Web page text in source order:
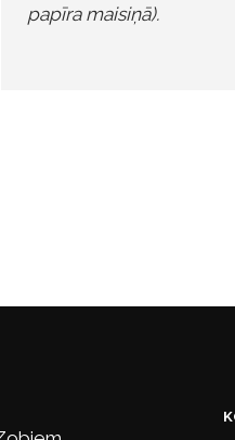
papīra maisiņā).